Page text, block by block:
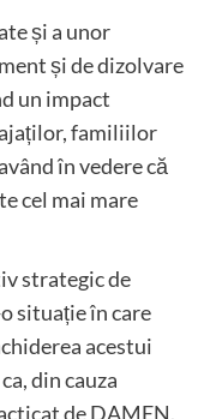
și a unor
și de dizolvare
un impact
familiilor
în vedere că
cel mai mare
strategic de
situație în care
acestui
din cauza
de DAMEN,